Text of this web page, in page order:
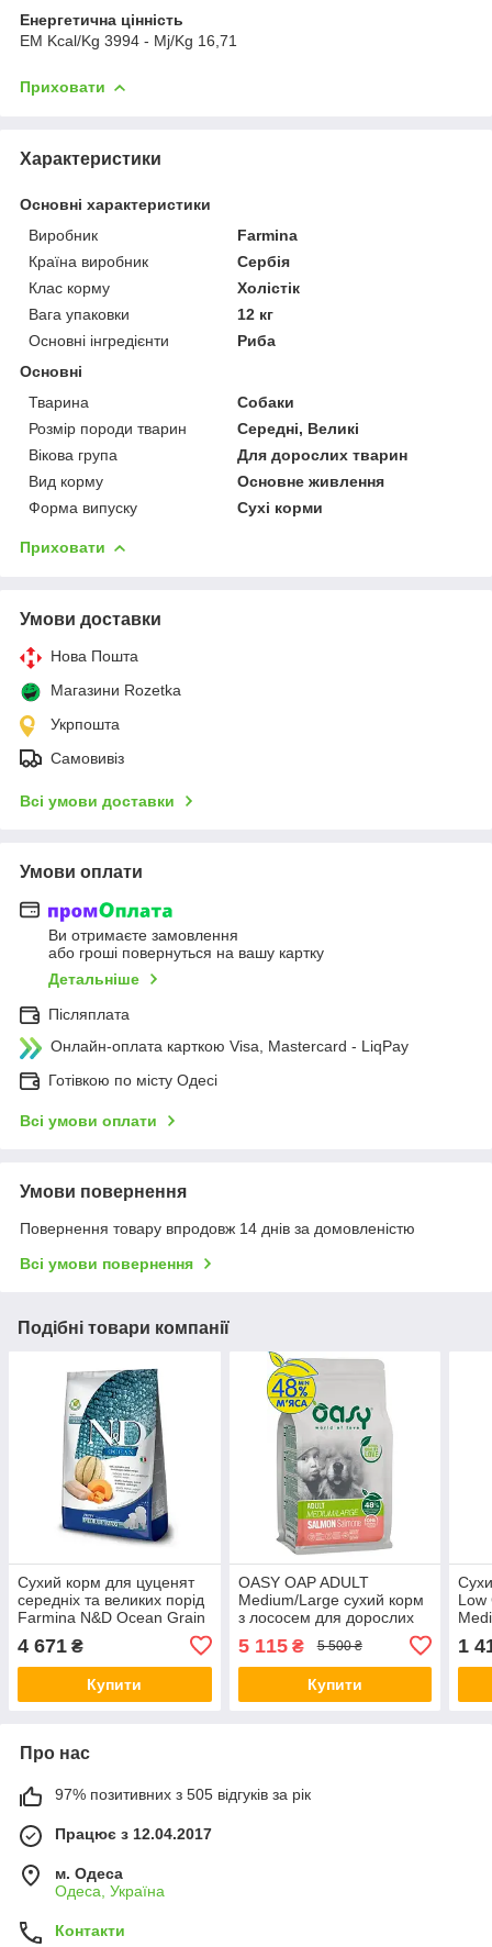
Енергетична цінність
EM Kcal/Kg 3994 - Mj/Kg 16,71
Приховати
Характеристики
Основні характеристики
Виробник
Farmina
Країна виробник
Сербія
Клас корму
Холістік
Вага упаковки
12 кг
Основні інгредієнти
Риба
Основні
Тварина
Собаки
Розмір породи тварин
Середні, Великі
Вікова група
Для дорослих тварин
Вид корму
Основне живлення
Форма випуску
Сухі корми
Приховати
Умови доставки
Нова Пошта
Магазини Rozetka
Укрпошта
Самовивіз
Всі умови доставки
Умови оплати
Ви отримаєте замовлення
або гроші повернуться на вашу картку
Детальніше
Післяплата
Онлайн-оплата карткою Visa, Mastercard - LiqPay
Готівкою по місту Одесі
Всі умови оплати
Умови повернення
Повернення товару впродовж 14 днів за домовленістю
Всі умови повернення
Подібні товари компанії
Сухий корм для цуценят
середніх та великих порід
Farmina N&D Ocean Grain
Free Puppy Medium&Maxi
Треска та диня, 12 кг
4 671 ₴
Купити
OASY OAP ADULT
Medium/Large сухий корм
з лососем для дорослих
собак середніх та великих
порід, 18 кг
5 115₴ 5 500 ₴
Купити
Low
1
Про нас
97% позитивних з 505 відгуків за рік
Працює з 12.04.2017
м. Одеса
Одеса, Україна
Контакти